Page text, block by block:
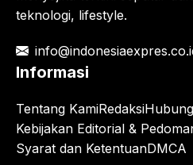
teknologi, lifestyle.
Informasi
Tentang KamiRedaksi
Kebijakan Editorial &
Syarat dan KetentuanDMCA